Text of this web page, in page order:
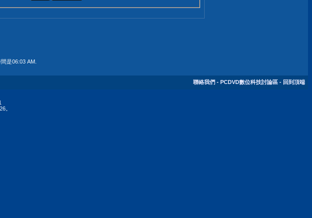
是06:03 AM
聯絡我們 - PCDVD數位科技討論區 - 回到頂端
。